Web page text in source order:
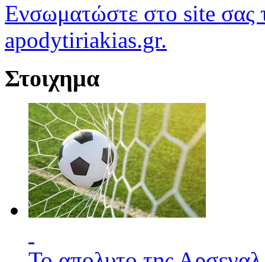
Ενσωματώστε στο site σας
apodytiriakias.gr.
Στοιχημα